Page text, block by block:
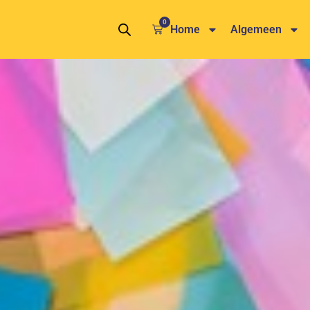
0
Winkelwagen
Home Algemeen